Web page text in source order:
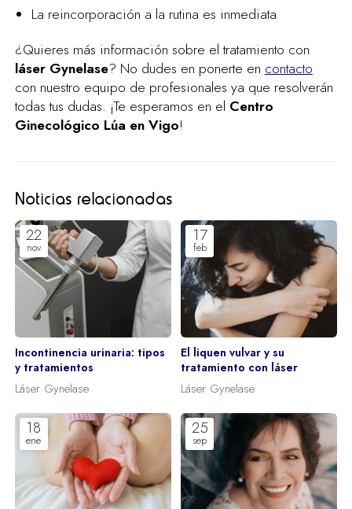
La reincorporación a la rutina es inmediata
¿Quieres más información sobre el tratamiento con
láser Gynelase? No dudes en ponerte en contacto
con nuestro equipo de profesionales ya que resolverán
todas tus dudas. ¡Te esperamos en el Centro
Ginecológico Lúa en Vigo!
Noticias relacionadas
22
nov
Incontinencia urinaria: tipos
y tratamientos
Láser Gynelase
17
feb
El liquen vulvar y su
tratamiento con láser
Láser Gynelase
18
ene
25
sep